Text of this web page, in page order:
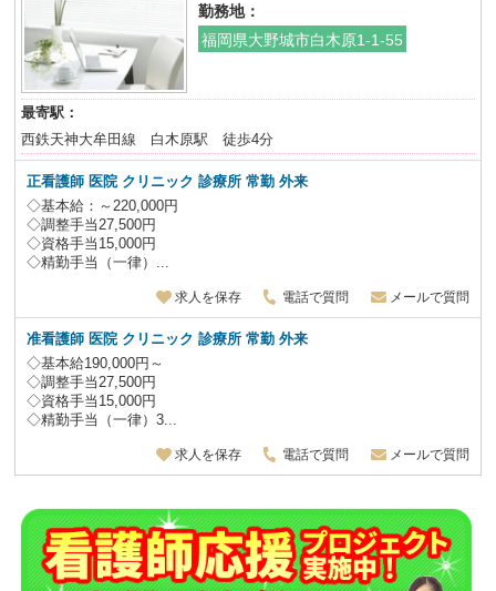
勤務地：
福岡県大野城市白木原1-1-55
最寄駅：
西鉄天神大牟田線 白木原駅 徒歩4分
正看護師 医院 クリニック 診療所 常勤 外来
◇基本給：～220,000円
◇調整手当27,500円
◇資格手当15,000円
◇精勤手当（一律）...
求人を保存 電話で質問 メールで質問
准看護師 医院 クリニック 診療所 常勤 外来
◇基本給190,000円～
◇調整手当27,500円
◇資格手当15,000円
◇精勤手当（一律）3...
求人を保存 電話で質問 メールで質問